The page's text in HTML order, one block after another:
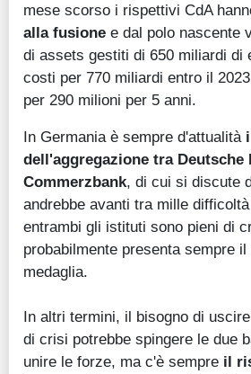
mese scorso i rispettivi CdA
alla fusione e dal polo nascente
di assets gestiti di 650 miliardi di
costi per 770 miliardi entro il
per 290 milioni per 5 anni.
In Germania è sempre d'attualità
dell'aggregazione tra Deutsche
Commerzbank, di cui si discute
andrebbe avanti tra mille
entrambi gli istituti sono pieni di
probabilmente presenta sempre
medaglia.
In altri termini, il bisogno di
di crisi potrebbe spingere le due
unire le forze, ma c'è sempre il